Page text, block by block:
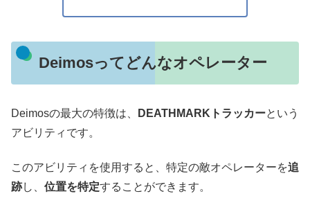
Deimosってどんなオペレーター
Deimosの最大の特徴は、 DEATHMARKトラッカーという
アビリティです。
このアビリティを使用すると、特定の敵オペレーターを追
跡し、 位置を特定することができます。